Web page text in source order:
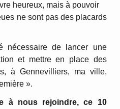
heureux, mais à pouvoir
ne sont pas des placards
nécessaire de lancer une
et mettre en place des
à Gennevilliers, ma ville,
».
à nous rejoindre, ce 10